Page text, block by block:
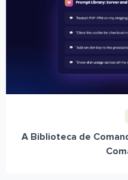
A Biblioteca de